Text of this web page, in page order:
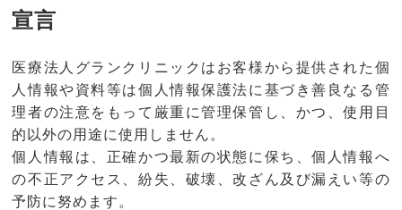
宣言
医療法人グランクリニックはお客様から提供された個
人情報や資料等は個人情報保護法に基づき善良なる管
理者の注意をもって厳重に管理保管し、かつ、使用目
的以外の用途に使用しません。
個人情報は、正確かつ最新の状態に保ち、個人情報へ
の不正アクセス、紛失、破壊、改ざん及び漏えい等の
予防に努めます。